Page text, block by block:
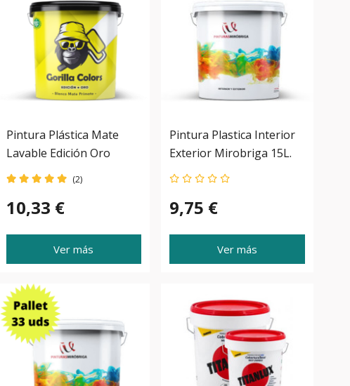
Pintura Plástica Mate
Lavable Edición Oro
Gorilla Colors. Protección
Paredes
(2)
10,33 €
Ver más
Pintura Plastica Interior
Exterior Mirobriga 15L.
9,75 €
Ver más